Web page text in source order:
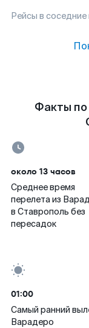
Рейсы в
Факты по
около 13 часов
Среднее время
перелета из
в Ставрополь без
пересадок
01:00
Самый ранний
Варадеро